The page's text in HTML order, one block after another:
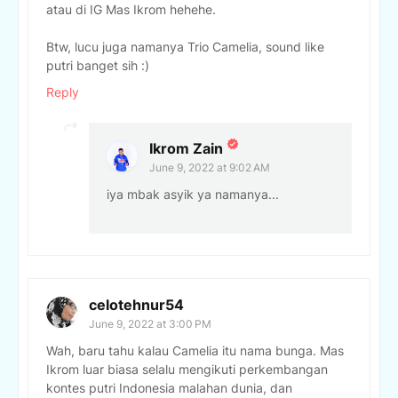
atau di IG Mas Ikrom hehehe.
Btw, lucu juga namanya Trio Camelia, sound like
putri banget sih :)
Reply
Ikrom Zain
June 9, 2022 at 9:02 AM
iya mbak asyik ya namanya...
celotehnur54
June 9, 2022 at 3:00 PM
Wah, baru tahu kalau Camelia itu nama bunga. Mas
Ikrom luar biasa selalu mengikuti perkembangan
kontes putri Indonesia malahan dunia, dan